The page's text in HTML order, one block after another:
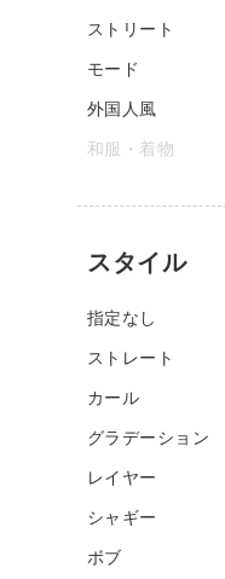
ストリート
モード
外国人風
和服・着物
スタイル
指定なし
ストレート
カール
グラデーション
レイヤー
シャギー
ボブ